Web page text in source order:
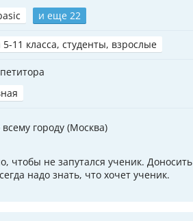
и еще 22
11 класса, студенты, взрослые
городу (Москва)
чтобы не запутался ученик. Доносить
надо знать, что хочет ученик.